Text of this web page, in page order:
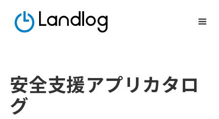
安全支援アプリカタロ
グ